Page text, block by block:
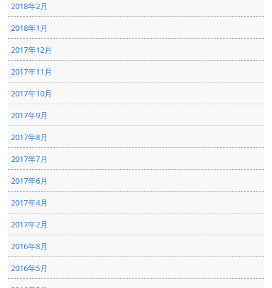
2018年2月
2018年1月
2017年12月
2017年11月
2017年10月
2017年9月
2017年8月
2017年7月
2017年6月
2017年4月
2017年2月
2016年8月
2016年5月